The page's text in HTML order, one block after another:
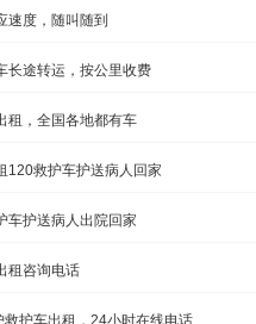
速度，随叫随到
长途转运，按公里收费
租，全国各地都有车
120救护车护送病人回家
车护送病人出院回家
租咨询电话